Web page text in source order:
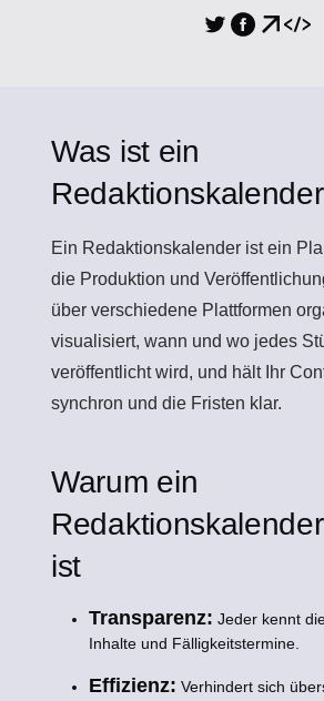
Was ist ein
Ein Redaktionskalender ist ein
die Produktion und
über verschiedene Plattformen
visualisiert, wann und wo jedes
veröffentlicht wird, und hält Ihr
synchron und die Fristen klar.
Warum ein
ist
Transparenz: Jeder kennt
Inhalte und Fälligkeitstermine.
Effizienz: Verhindert sich